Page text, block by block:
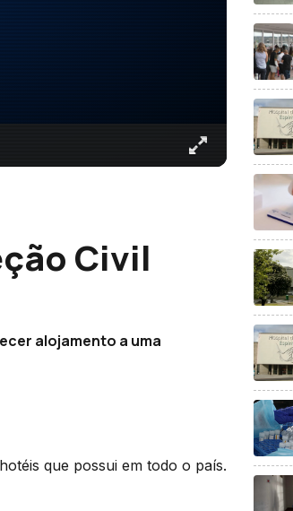
Civil
alojamento a uma
que possui em todo o país.